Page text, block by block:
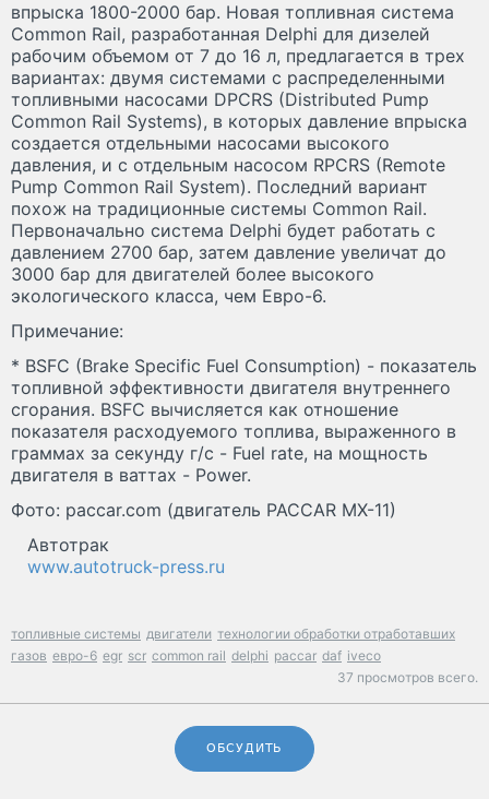
впрыска 1800-2000 бар. Новая топливная система
Common Rail, разработанная Delphi для дизелей
рабочим объемом от 7 до 16 л, предлагается в трех
вариантах: двумя системами с распределенными
топливными насосами DPCRS (Distributed Pump
Common Rail Systems), в которых давление впрыска
создается отдельными насосами высокого
давления, и с отдельным насосом RPCRS (Remote
Pump Common Rail System). Последний вариант
похож на традиционные системы Common Rail.
Первоначально система Delphi будет работать с
давлением 2700 бар, затем давление увеличат до
3000 бар для двигателей более высокого
экологического класса, чем Евро-6.
Примечание:
* BSFC (Brake Specific Fuel Consumption) - показатель
топливной эффективности двигателя внутреннего
сгорания. BSFC вычисляется как отношение
показателя расходуемого топлива, выраженного в
граммах за секунду г/с - Fuel rate, на мощность
двигателя в ваттах - Power.
Фото: paccar.com (двигатель PACCAR MX-11)
Автотрак
www.autotruck-press.ru
топливные системы двигатели технологии обработки отработавших
газов евро-6 egr scr common rail delphi paccar daf iveco
37 просмотров всего.
ОБСУДИТЬ